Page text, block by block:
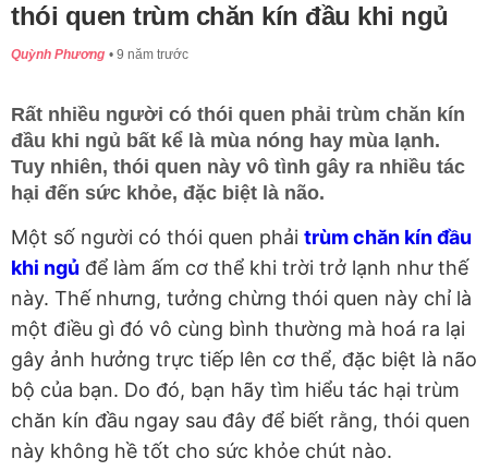
thói quen trùm chăn kín đầu khi ngủ
Quỳnh Phương 9 năm trước
Rất nhiều người có thói quen phải trùm chăn kín
đầu khi ngủ bất kể là mùa nóng hay mùa lạnh.
Tuy nhiên, thói quen này vô tình gây ra nhiều tác
hại đến sức khỏe, đặc biệt là não.
Một số người có thói quen phải trùm chăn kín đầu
khi ngủ để làm ấm cơ thể khi trời trở lạnh như thế
này. Thế nhưng, tưởng chừng thói quen này chỉ là
một điều gì đó vô cùng bình thường mà hoá ra lại
gây ảnh hưởng trực tiếp lên cơ thể, đặc biệt là não
bộ của bạn. Do đó, bạn hãy tìm hiểu tác hại trùm
chăn kín đầu ngay sau đây để biết rằng, thói quen
này không hề tốt cho sức khỏe chút nào.